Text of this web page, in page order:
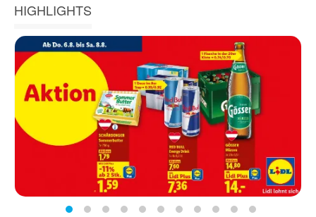
HIGHLIGHTS